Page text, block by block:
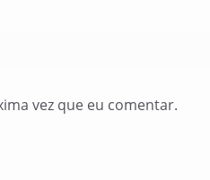
vez que eu comentar.